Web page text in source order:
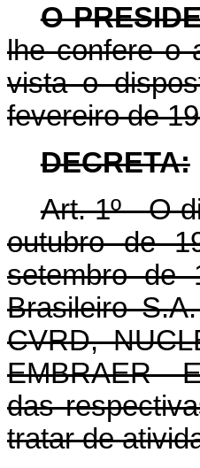
O
lhe confere o
vista o
fevereiro de
DECRETA:
Art. 1º - O
outubro de
setembro de
Brasileiro
CVRD,
EMBRAER -
das
tratar de